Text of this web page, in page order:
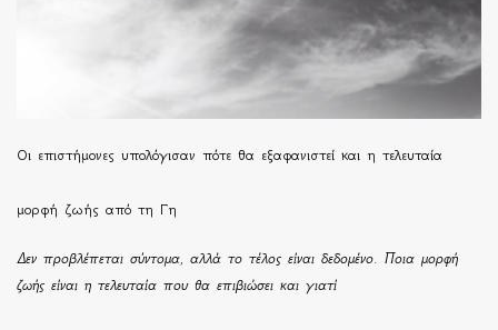
Οι επιστήμονες υπολόγισαν πότε θα εξαφανιστεί και η τελευταία
μορφή ζωής από τη Γη
Δεν προβλέπεται σύντομα, αλλά το τέλος είναι δεδομένο. Ποια μορφή
ζωής είναι η τελευταία που θα επιβιώσει και γιατί